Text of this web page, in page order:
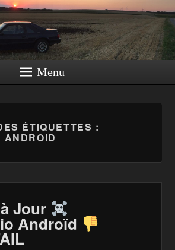
Menu
ÉTIQUETTES :
ANDROID
Jour
Androïd